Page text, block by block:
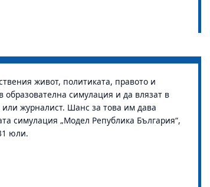
живот, политиката, правото и
образователна симулация и да влязат в
журналист. Шанс за това им дава
симулация „Модел Република България“,
юли.